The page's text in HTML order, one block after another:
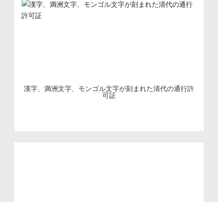
漢字、満洲文字、モンゴル文字が刻まれた清代の通行許
可証